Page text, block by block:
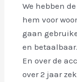
We hebben
hem voor
gaan
en betaalbaar.
En over de
over 2 jaar